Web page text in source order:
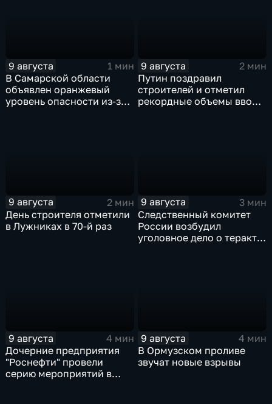
9 августа
1 мин
В Самарской области
объявлен оранжевый
уровень опасности из-за
9 августа
2 мин
Путин поздравил
строителей и отметил
рекордные объемы ввода
9 августа
2 мин
День строителя отметили
в Лужниках в 70-й раз
9 августа
3 мин
Следственный комитет
России возбудил
уголовное дело о теракте
9 августа
4 мин
Дочерние предприятия
"Роснефти" провели
серию мероприятий в
9 августа
4 мин
В Ормузском проливе
звучат новые взрывы